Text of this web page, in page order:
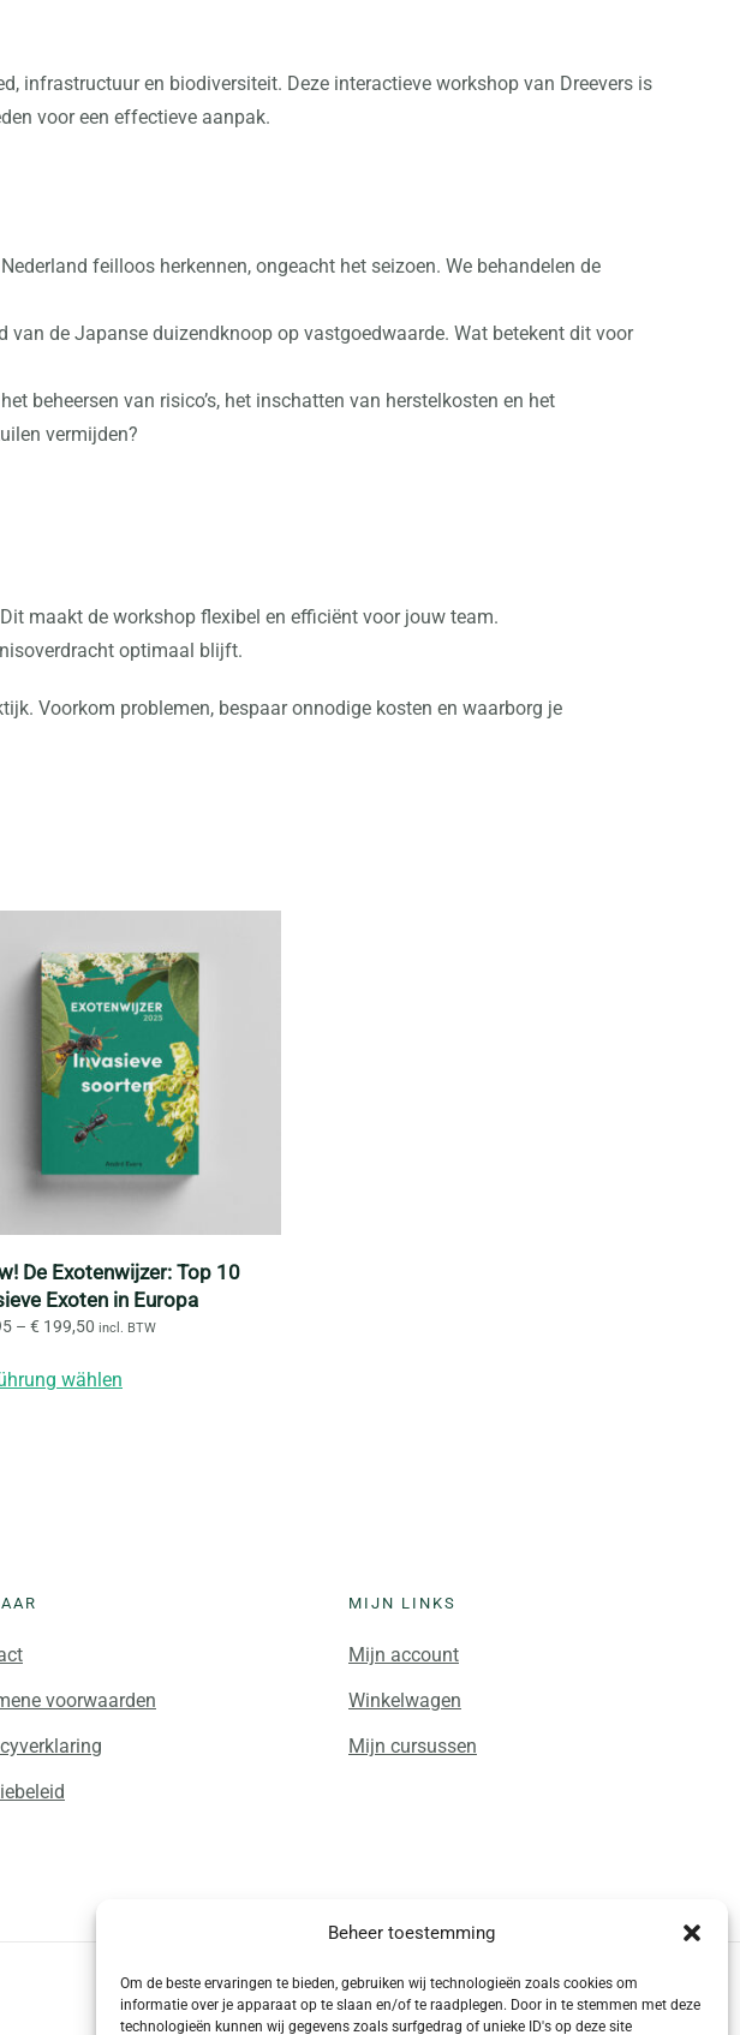
Beheer toestemming
Om de beste ervaringen te bieden, gebruiken wij technologieën zoals cookies om
informatie over je apparaat op te slaan en/of te raadplegen. Door in te stemmen met deze
technologieën kunnen wij gegevens zoals surfgedrag of unieke ID's op deze site
infrastructuur en biodiversiteit. Deze interactieve workshop van Dreevers is
voor een effectieve aanpak.
feilloos herkennen, ongeacht het seizoen. We behandelen de
de Japanse duizendknoop op vastgoedwaarde. Wat betekent dit voor
beheersen van risico’s, het inschatten van herstelkosten en het
vermijden?
maakt de workshop flexibel en efficiënt voor jouw team.
optimaal blijft.
Voorkom problemen, bespaar onnodige kosten en waarborg je
De Exotenwijzer: Top 10
Exoten in Europa
– € 199,50 Preisspanne:
bis
incl. BTW
wählenProdukt
der
voorwaarden
MIJN LINKS
Mijn account
Winkelwagen
Mijn cursussen